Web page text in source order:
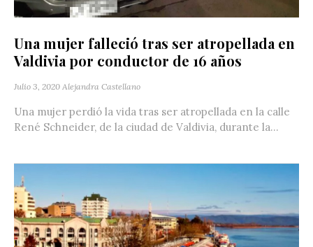
Una mujer falleció tras ser atropellada en
Valdivia por conductor de 16 años
Julio 3, 2020 Alejandra Castellano
Una mujer perdió la vida tras ser atropellada en la calle
René Schneider, de la ciudad de Valdivia, durante la...